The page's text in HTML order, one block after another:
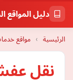
دليل المواقع
الرئيسية › مواقع
نقل